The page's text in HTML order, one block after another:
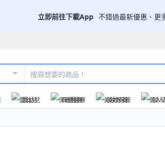
立即前往下載App 不錯過最新優惠、更
嬰幼兒 保健醫療 美妝保養 個